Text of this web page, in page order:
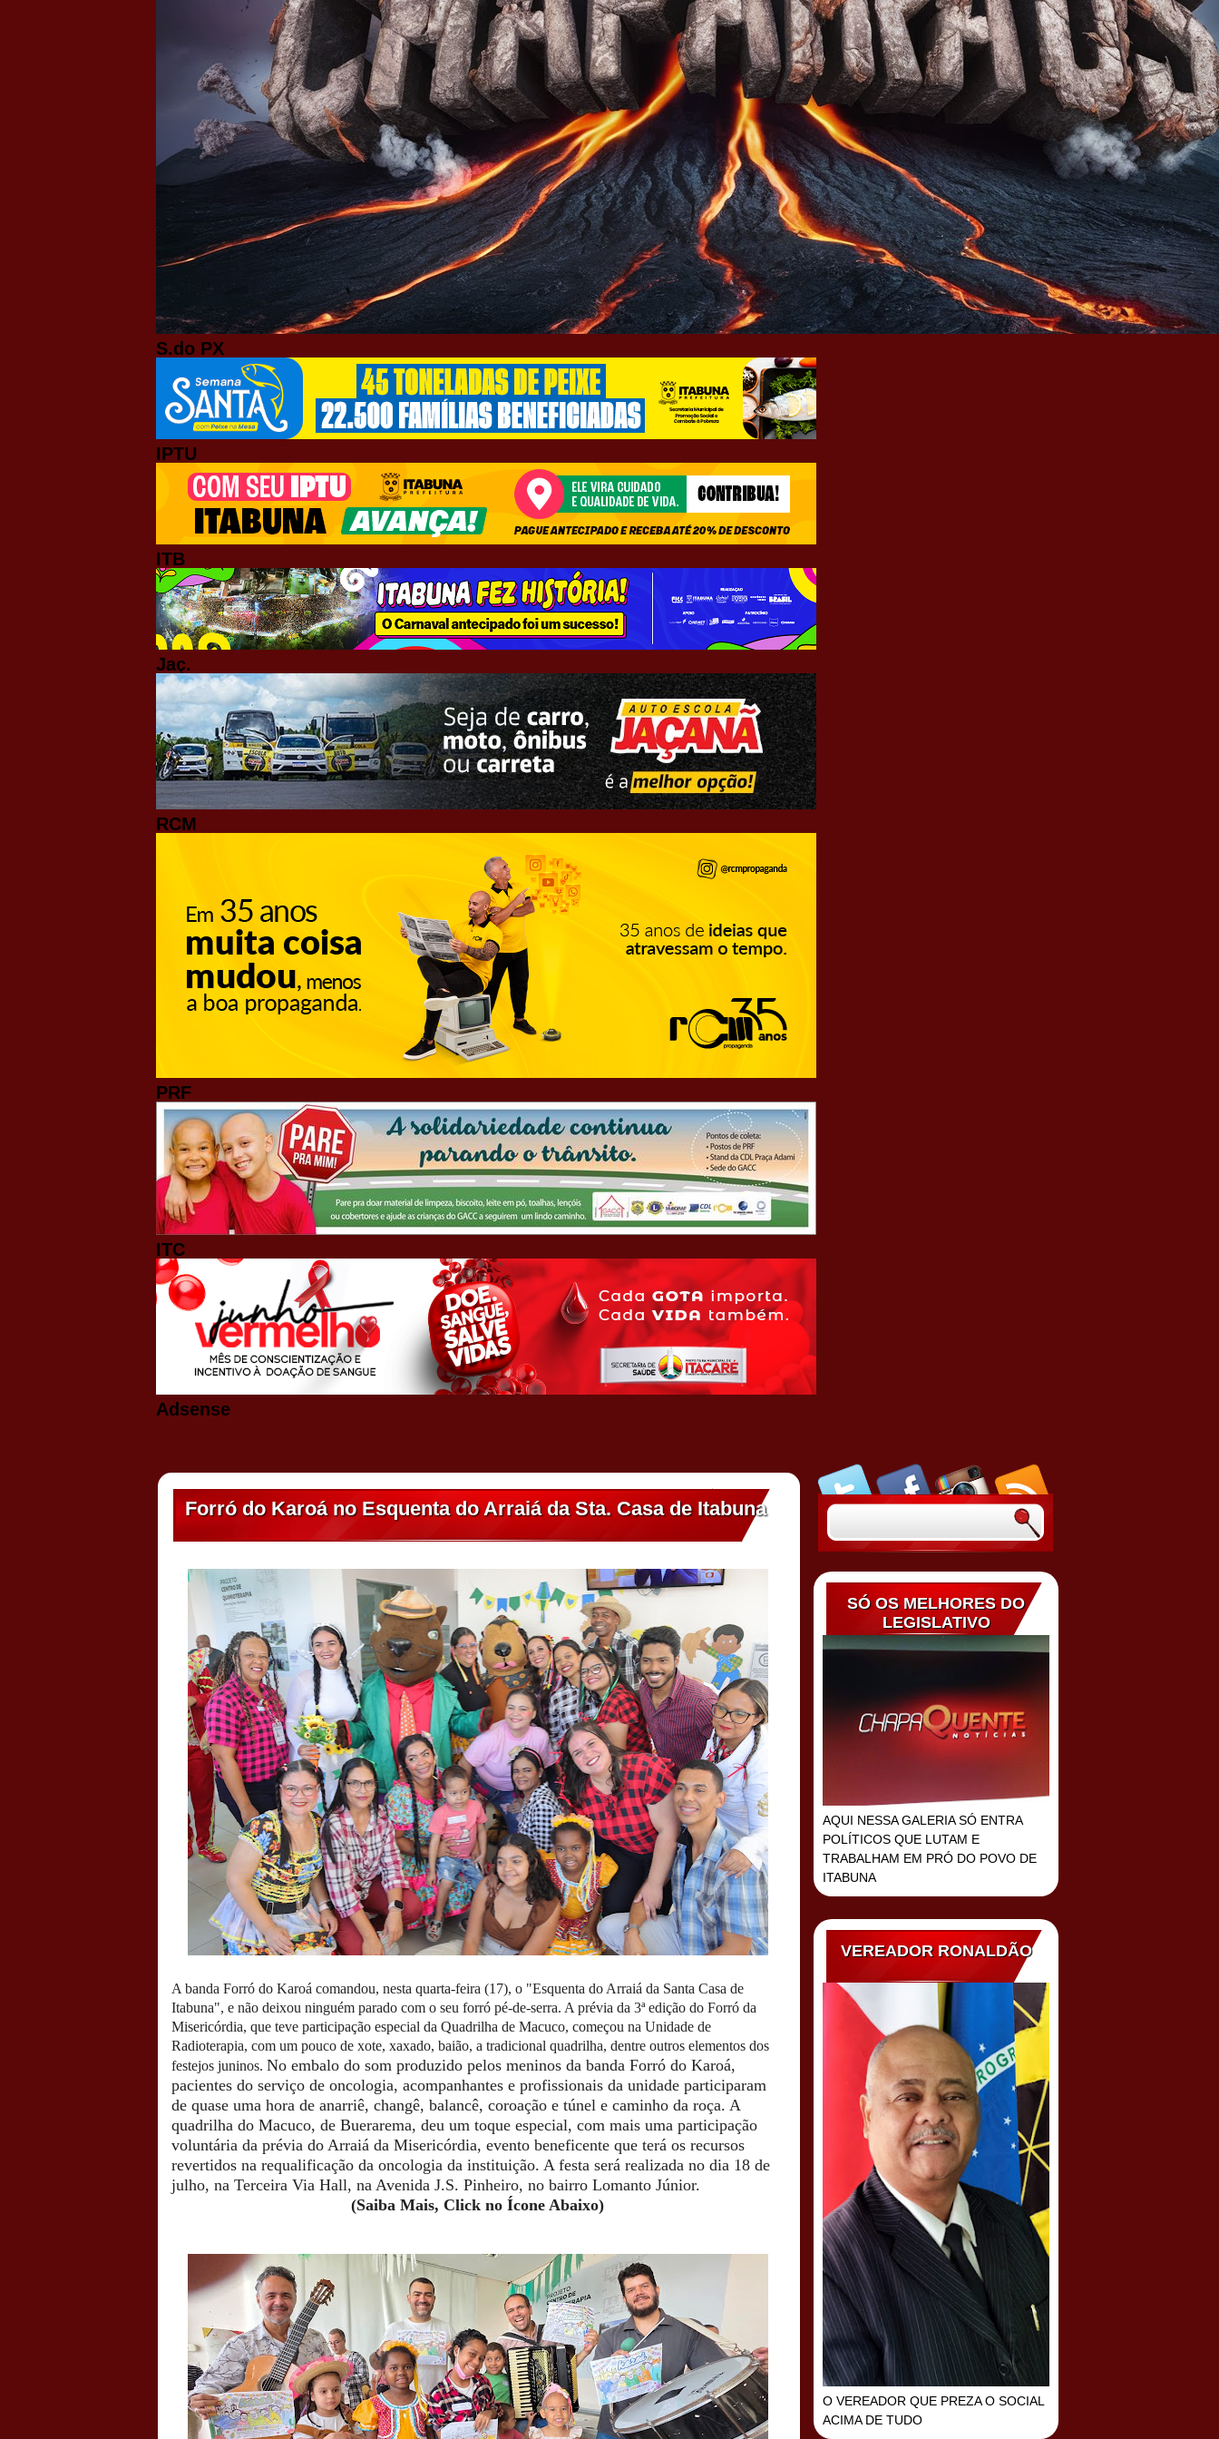
S.do PX
IPTU
ITB
Jaç.
RCM
PRF
ITC
Adsense
Forró do Karoá no Esquenta do Arraiá da Sta. Casa de Itabuna
A banda Forró do Karoá comandou, nesta quarta-feira (17), o "Esquenta do Arraiá da Santa Casa de
Itabuna", e não deixou ninguém parado com o seu forró pé-de-serra. A prévia da 3ª edição do Forró da
Misericórdia, que teve participação especial da Quadrilha de Macuco, começou na Unidade de
Radioterapia, com um pouco de xote, xaxado, baião, a tradicional quadrilha, dentre outros elementos dos
festejos juninos. No embalo do som produzido pelos meninos da banda Forró do Karoá,
pacientes do serviço de oncologia, acompanhantes e profissionais da unidade participaram
de quase uma hora de anarriê, changê, balancê, coroação e túnel e caminho da roça. A
quadrilha do Macuco, de Buerarema, deu um toque especial, com mais uma participação
voluntária da prévia do Arraiá da Misericórdia, evento beneficente que terá os recursos
revertidos na requalificação da oncologia da instituição. A festa será realizada no dia 18 de
julho, na Terceira Via Hall, na Avenida J.S. Pinheiro, no bairro Lomanto Júnior.
(Saiba Mais, Click no Ícone Abaixo)
SÓ OS MELHORES DO
LEGISLATIVO
AQUI NESSA GALERIA SÓ ENTRA
POLÍTICOS QUE LUTAM E
TRABALHAM EM PRÓ DO POVO DE
ITABUNA
VEREADOR RONALDÃO
O VEREADOR QUE PREZA O SOCIAL
ACIMA DE TUDO